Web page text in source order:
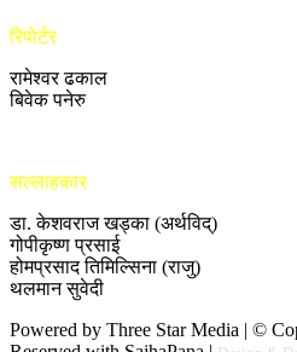
रिपोर्टर
रामेश्वर ढकाल
बिवेक पनेरु
सल्लाहकार
डा. केशवराज खड्का (अर्थविद्)
गोपीकृष्ण प्रसाई
होमप्रसाद तिमिल्सिना (राजु)
थलमान सुवेदी
Powered by Three Star Media | ©